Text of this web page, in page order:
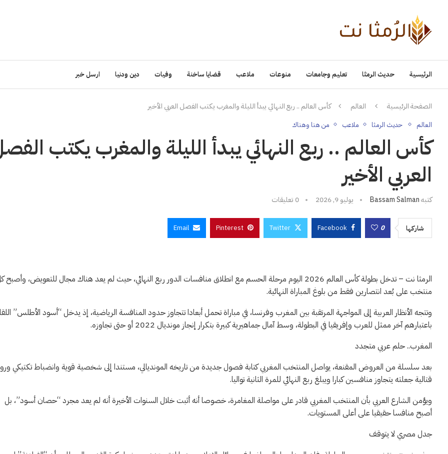
الرئيسية حديث الرمثا تعليم وجامعات منوعات ملاعب قضايا ساخنة وفيات دين ودنيا ارسل خبر
الصفحة الرئيسية العالم كأس العالم .. ربع النهائي يبدأ الليلة والمغرب يكتب الفصل العربي الأخير
العالم حديث الرمثا ملاعب من هنا وهناك
كأس العالم .. ربع النهائي يبدأ الليلة والمغرب يكتب
العربي الأخير
كتبهBassam Salman يوليو 9, 2026 0 تعليقات
شاركها 0
Facebook
Twitter
Pinterest
Email
الرمثا نت – تدخل بطولة كأس العالم 2026 اليوم مرحلة الحسم مع انطلاق منافسات الدور ربع النهائي، حيث لم يعد هناك مجال للتعويض، وأصبح
منتخب على بُعد انتصارين فقط من بلوغ المباراة النهائية.
وتتجه الأنظار العربية إلى المواجهة المرتقبة بين المغرب وفرنسا، في مباراة تحمل أبعادا تتجاوز حدود المنافسة الرياضية، إذ يدخل “أسود الأطلس”
باعتبارهم آخر ممثل للعرب وإفريقيا في البطولة، وسط آمال جماهيرية كبيرة بتكرار إنجاز مونديال 2022 أو حتى تجاوزه.
المغرب.. حلم عربي متجدد
بعد سلسلة من العروض المقنعة، يواصل المنتخب المغربي كتابة فصول جديدة من تاريخه المونديالي، مستندا إلى شخصية قوية وانضباط تكتيكي
قتالية جعلته يتجاوز منافسين كبارا ويبلغ ربع النهائي للمرة الثانية تواليا.
ويؤمن الشارع العربي بأن المنتخب المغربي قادر على مواصلة المغامرة، خصوصا أنه أثبت خلال السنوات الأخيرة أنه لم يعد مجرد “حصان أسود”، بل
أصبح منافسا حقيقيا على أعلى المستويات.
جدل مصري لا يتوقف